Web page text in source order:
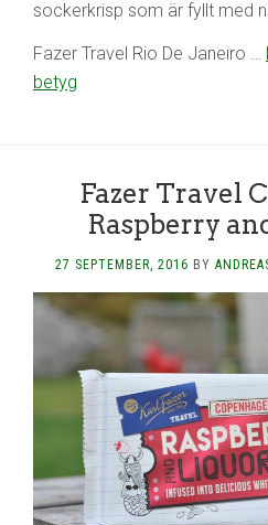
sockerkrisp som är fyllt med
Fazer Travel Rio De Janeiro …
betyg
Fazer Travel
Raspberry
27 SEPTEMBER, 2016 BY